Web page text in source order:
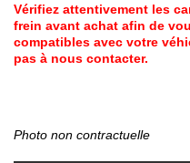
Vérifiez attentivement les
frein avant achat afin de
compatibles avec votre
pas à nous contacter.
Photo non contractuelle